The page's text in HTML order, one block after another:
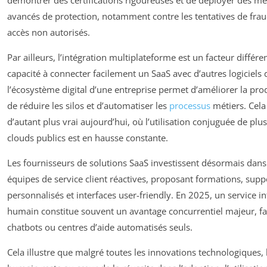
avancés de protection, notamment contre les tentatives de
accès non autorisés.
Par ailleurs, l’intégration multiplateforme est un facteur
capacité à connecter facilement un SaaS avec d’autres logiciels
l’écosystème digital d’une entreprise permet d’améliorer la
de réduire les silos et d’automatiser les processus métiers.
d’autant plus vrai aujourd’hui, où l’utilisation conjuguée de
clouds publics est en hausse constante.
Les fournisseurs de solutions SaaS investissent désormais
équipes de service client réactives, proposant formations,
personnalisés et interfaces user-friendly. En 2025, un service
humain constitue souvent un avantage concurrentiel majeur,
chatbots ou centres d’aide automatisés seuls.
Cela illustre que malgré toutes les innovations technologiques,